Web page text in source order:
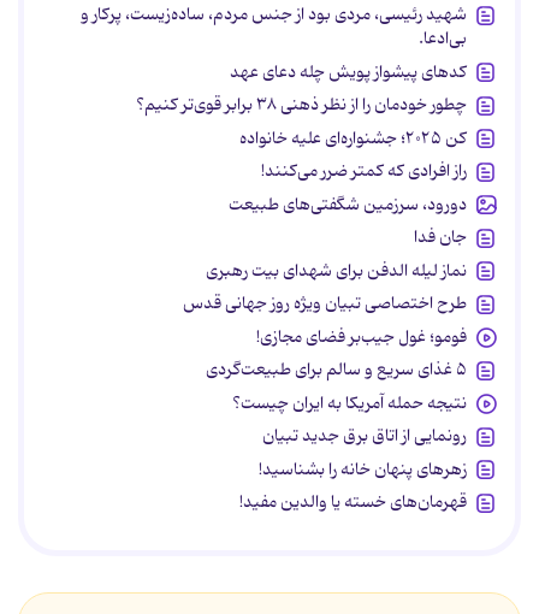
شهید رئیسی، مردی بود از جنس مردم، ساده‌زیست، پرکار و
بی‌ادعا.
کدهای پیشواز پویش چله دعای عهد
چطور خودمان را از نظر ذهنی ۳۸ برابر قوی‌تر کنیم؟
کن ۲۰۲۵؛ جشنواره‌ای علیه خانواده
راز افرادی که کمتر ضرر می‌کنند!
دورود، سرزمین شگفتی‌های طبیعت
جان فدا
نماز لیله الدفن برای شهدای بیت رهبری
طرح اختصاصی تبیان ویژه روز جهانی قدس
فومو؛ غول جیب‌بر فضای مجازی!
۵ غذای سریع و سالم برای طبیعت‌گردی
نتیجه حمله آمریکا به ایران چیست؟
رونمایی از اتاق برق جدید تبیان
زهرهای پنهان خانه را بشناسید!
قهرمان‌های خسته یا والدین مفید!